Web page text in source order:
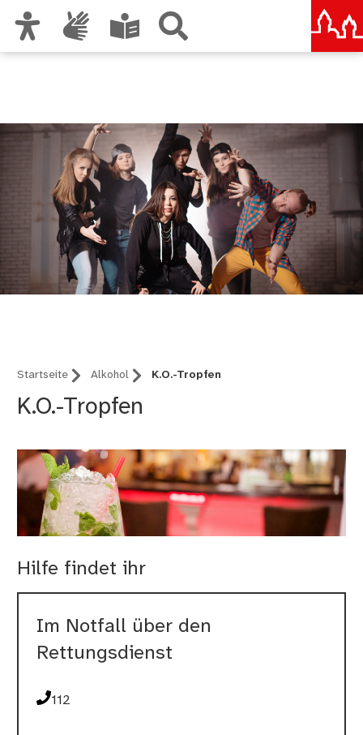
Startseite Alkohol K.O.-Tropfen
K.O.-Tropfen
Hilfe findet ihr
Im Notfall über den
Rettungsdienst
112